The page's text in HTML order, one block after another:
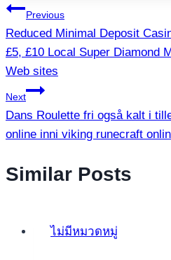
แนะแนว
เรื่อง
Previous
Reduced Minimal Deposit
£5, £10 Local Super Diamond
Web sites
Next
Dans Roulette fri også kalt i
online inni viking runecraft
Similar Posts
ไม่มีหมวดหมู่